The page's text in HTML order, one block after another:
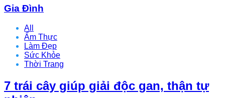
Gia Đình
All
Ẩm Thực
Làm Đẹp
Sức Khỏe
Thời Trang
7 trái cây giúp giải độc gan, thận tự